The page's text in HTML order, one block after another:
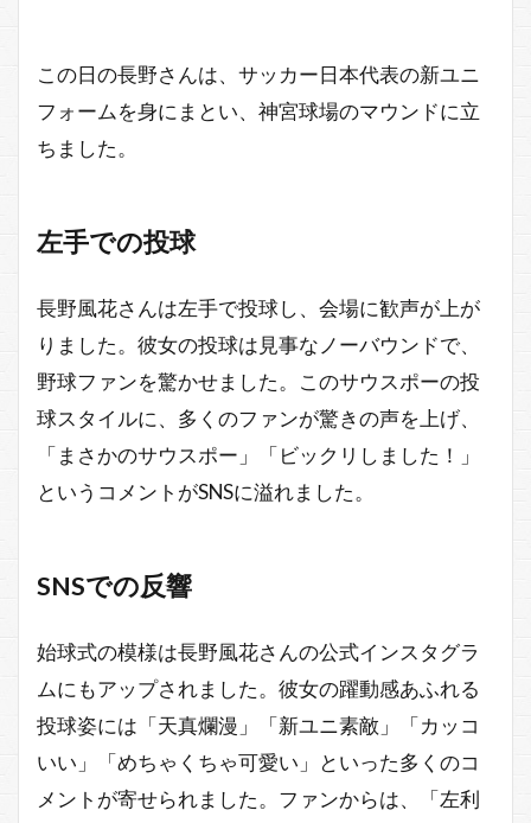
この日の長野さんは、サッカー日本代表の新ユニ
フォームを身にまとい、神宮球場のマウンドに立
ちました。
左手での投球
長野風花さんは左手で投球し、会場に歓声が上が
りました。彼女の投球は見事なノーバウンドで、
野球ファンを驚かせました。このサウスポーの投
球スタイルに、多くのファンが驚きの声を上げ、
「まさかのサウスポー」「ビックリしました！」
というコメントがSNSに溢れました。
SNSでの反響
始球式の模様は長野風花さんの公式インスタグラ
ムにもアップされました。彼女の躍動感あふれる
投球姿には「天真爛漫」「新ユニ素敵」「カッコ
いい」「めちゃくちゃ可愛い」といった多くのコ
メントが寄せられました。ファンからは、「左利